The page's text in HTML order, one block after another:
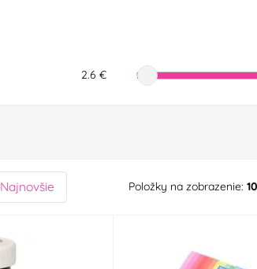
2.6 €
Najnovšie Položky na zobrazenie: 10